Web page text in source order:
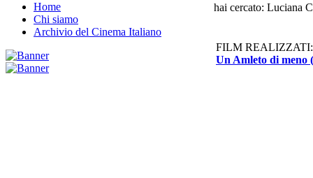
Home
Chi siamo
Archivio del Cinema Italiano
hai cercato: Luciana
FILM REALIZZATI:
Un Amleto di meno